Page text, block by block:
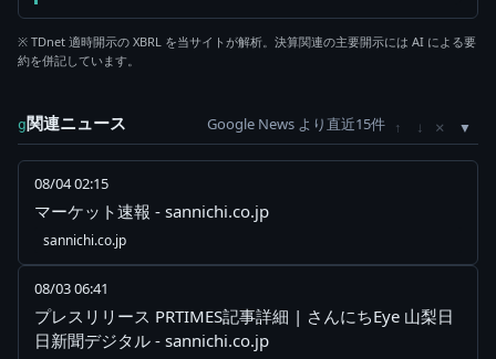
※ TDnet 適時開示の XBRL を当サイトが解析。決算関連の主要開示には AI による要
約を併記しています。
g関連ニュース Google News より直近15件 ↑ ↓ ×
08/04 02:15
マーケット速報 - sannichi.co.jp
sannichi.co.jp
08/03 06:41
プレスリリース PRTIMES記事詳細 | さんにちEye 山梨日
日新聞デジタル - sannichi.co.jp